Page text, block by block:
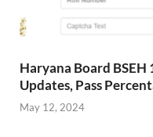
Haryana Board
Updates, Pass
May 12, 2024